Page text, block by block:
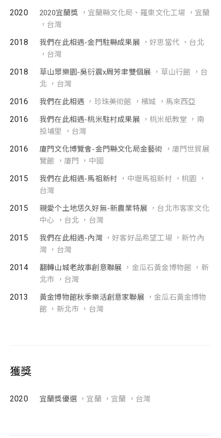
2020 2020宜蘭獎 ，宜蘭縣文化局、羅東文化工場 ，宜蘭
，台灣
2018 我們在此相遇-金門駐縣成果展 ，好思當代 ，台北
，台灣
2018 草山眾樂園-吳衍震x周芳聿雙個展 ，草山行館 ，台
北 ，台灣
2016 我們在此相遇 ，珍珠美術館 ，檳城 ，馬來西亞
2016 我們在此相遇-桃米駐村成果展 ，桃米紙教堂 ，南
投埔里 ，台灣
2016 廈門文化博覽會-金門縣文化局金藝術 ，廈門世貿展
覽館 ，廈門 ，中國
2015 我們在此相遇-馬祖新村 ，中壢馬祖新村 ，桃園 ，
台灣
2015 親愛个土地恁久好無-新農業特展 ，台北市客家文化
中心 ，台北 ，台灣
2015 我們在此相遇-內灣 ，好客好品希望工場 ，新竹內
灣 ，台灣
2014 翻轉山城老故事創意聯展 ，金瓜石黃金博物館 ，新
北市 ，台灣
2013 黃金博物館秋季樂活創意家聯展 ，金瓜石黃金博物
館 ，新北市 ，台灣
獲獎
2020 宜蘭獎優選 ，宜蘭 ，宜蘭 ，台灣